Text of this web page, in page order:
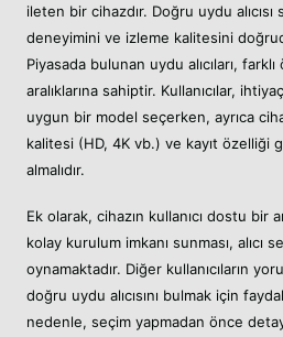
ileten bir cihazdır. Doğru uydu alıcısı
deneyimini ve izleme kalitesini
Piyasada bulunan uydu alıcıları,
aralıklarına sahiptir. Kullanıcılar,
uygun bir model seçerken, ayrıca
kalitesi (HD, 4K vb.) ve kayıt özelliği
almalıdır.
Ek olarak, cihazın kullanıcı dostu bir
kolay kurulum imkanı sunması, alıcı
oynamaktadır. Diğer kullanıcıların
doğru uydu alıcısını bulmak için
nedenle, seçim yapmadan önce